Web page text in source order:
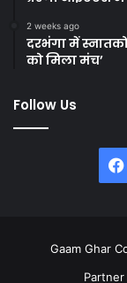
2 weeks ago
दरभंगा में
को मिला मंच’
Follow Us
Gaam Ghar